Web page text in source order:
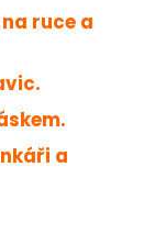
ruce a
a